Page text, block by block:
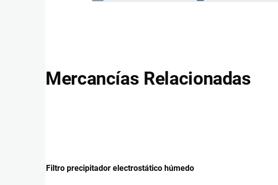
Mercancías Relacionadas
Filtro precipitador electrostático húmedo